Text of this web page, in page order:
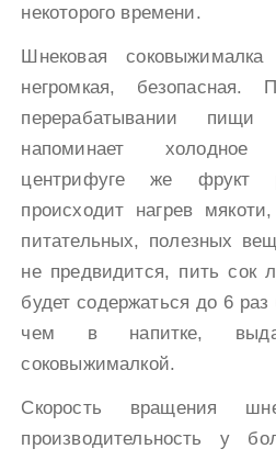
некоторого времени.
Шнековая
негромкая,
перерабатывании
напоминает
центрифуге же фрукт
происходит нагрев
питательных, полезных
не предвидится, пить сок
будет содержаться до 6
чем в напитке,
соковыжималкой.
Скорость вращения
производительность у